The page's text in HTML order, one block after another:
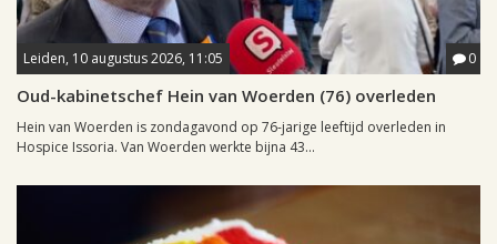
Leiden, 10 augustus 2026, 11:05 0
Oud-kabinetschef Hein van Woerden (76) overleden
Hein van Woerden is zondagavond op 76-jarige leeftijd overleden in
Hospice Issoria. Van Woerden werkte bijna 43...